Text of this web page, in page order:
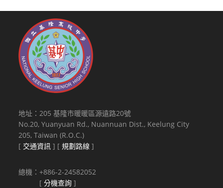
地址：205 基隆市暖暖區源遠路20號
No.20, Yuanyuan Rd., Nuannuan Dist., Keelung City
205, Taiwan (R.O.C.)
[ 交通資訊 ] [規劃路線 ]
總機：+886-2-24582052
[分機查詢 ]